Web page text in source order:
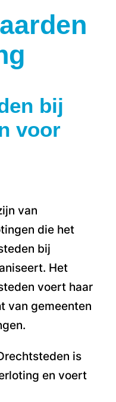
bij
voor
van
die het
bij
Het
voert haar
van gemeenten
is
en voert